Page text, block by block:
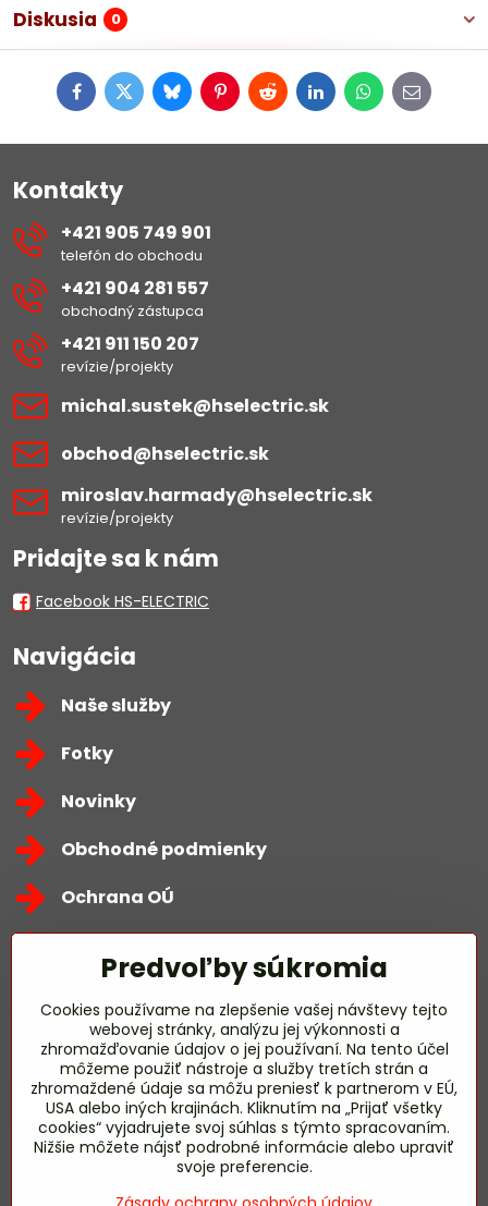
Diskusia 0
FacebookTwitterBlueskyPinterestRedditLinkedInWhatsApp
E-
mail
Kontakty
+421 905 749 901
telefón do obchodu
+421 904 281 557
obchodný zástupca
+421 911 150 207
revízie/projekty
michal​.sustek​@hselectric​.sk
obchod​@hselectric​.sk
miroslav​.harmady​@hselectric​.sk
revízie/projekty
Pridajte sa k nám
Facebook HS-ELECTRIC
Navigácia
Naše služby
Fotky
Novinky
Obchodné podmienky
Ochrana OÚ
Zavoláme Vám späť
Váš telefón*
Predvoľby súkromia
Cookies používame na zlepšenie vašej návštevy tejto
webovej stránky, analýzu jej výkonnosti a
zhromažďovanie údajov o jej používaní. Na tento účel
môžeme použiť nástroje a služby tretích strán a
zhromaždené údaje sa môžu preniesť k partnerom v EÚ,
USA alebo iných krajinách. Kliknutím na „Prijať všetky
cookies“ vyjadrujete svoj súhlas s týmto spracovaním.
Nižšie môžete nájsť podrobné informácie alebo upraviť
svoje preferencie.